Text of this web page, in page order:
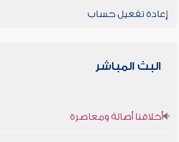
إعادة تفعيل حساب
البث المباشر
أخلاقنا أصالة ومعاصرة